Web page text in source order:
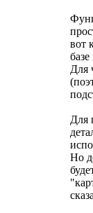
вот
Для
Для
Но